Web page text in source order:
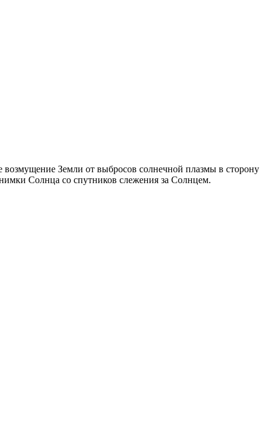
возмущение Земли от выбросов солнечной плазмы в сторону
Солнца со спутников слежения за Солнцем.